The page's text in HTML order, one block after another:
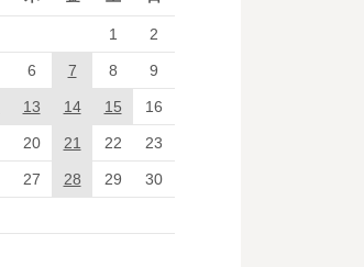
1 2
6 7 8 9
13 14 15 16
20 21 22 23
27 28 29 30